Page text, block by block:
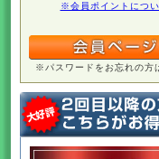
※会員ポイントにつ
※パスワードをお忘れの方